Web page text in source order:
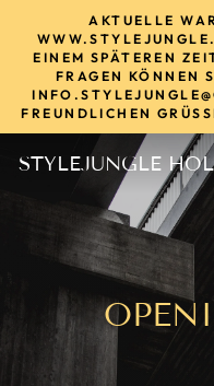
Inhalt
AKTUELLE
EINEM SPÄTEREN
FRAGEN KÖNNEN
FREUNDLICHEN
STYLEJUNGLE